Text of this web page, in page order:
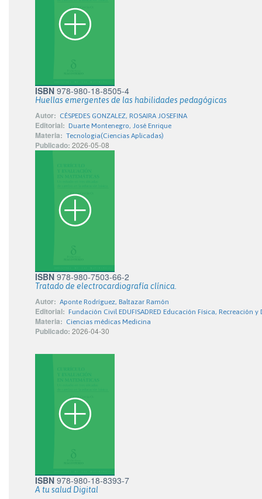
ISBN 978-980-18-8505-4
Huellas emergentes de las habilidades pedagógicas
Autor: CÉSPEDES GONZALEZ, ROSAIRA JOSEFINA
Editorial: Duarte Montenegro, José Enrique
Materia: Tecnologia(Ciencias Aplicadas)
Publicado: 2026-05-08
ISBN 978-980-7503-66-2
Tratado de electrocardiografía clínica.
Autor: Aponte Rodríguez, Baltazar Ramón
Editorial: Fundación Civil EDUFISADRED Educación Física, Recreación y
Materia: Ciencias médicas Medicina
Publicado: 2026-04-30
ISBN 978-980-18-8393-7
A tu salud Digital